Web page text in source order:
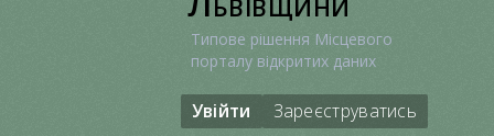
Типове рішення Місцевого
порталу відкритих даних
Увійти Зареєструватись